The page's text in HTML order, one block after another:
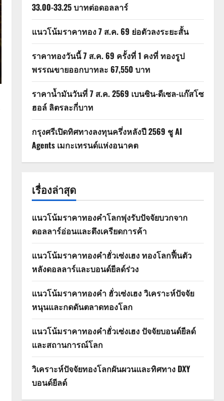
33.00-33.25 บาทต่อดอลลาร์
แนวโน้มราคาทอง 7 ส.ค. 69 ย่อตัวลงระยะสั้น
ราคาทองวันนี้ 7 ส.ค. 69 ครั้งที่ 1 คงที่ ทองรูป
พรรณขายออกบาทละ 67,550 บาท
ราคาน้ำมันวันที่ 7 ส.ค. 2569 เบนซิน-ดีเซล-แก๊สโซ
ฮอล์ ลิตรละกี่บาท
กรุงศรีเปิดทิศทางลงทุนครึ่งหลังปี 2569 ชู AI
Agents เมกะเทรนด์แห่งอนาคต
เรื่องล่าสุด
แนวโน้มราคาทองคำโลกพุ่งรับปัจจัยบวกจาก
ดอลลาร์อ่อนและตึงเครียดการค้า
แนวโน้มราคาทองคำฮั่วเซ่งเฮง ทองโลกฟื้นตัว
หลังดอลลาร์และบอนด์ยีลด์ร่วง
แนวโน้มราคาทองคำ ฮั่วเซ่งเฮง วิเคราะห์ปัจจัย
หนุนและกดดันตลาดทองโลก
แนวโน้มราคาทองคำฮั่วเซ่งเฮง ปัจจัยบอนด์ยีลด์
และสถานการณ์โลก
วิเคราะห์ปัจจัยทองโลกผันผวนและทิศทาง DXY
บอนด์ยีลด์